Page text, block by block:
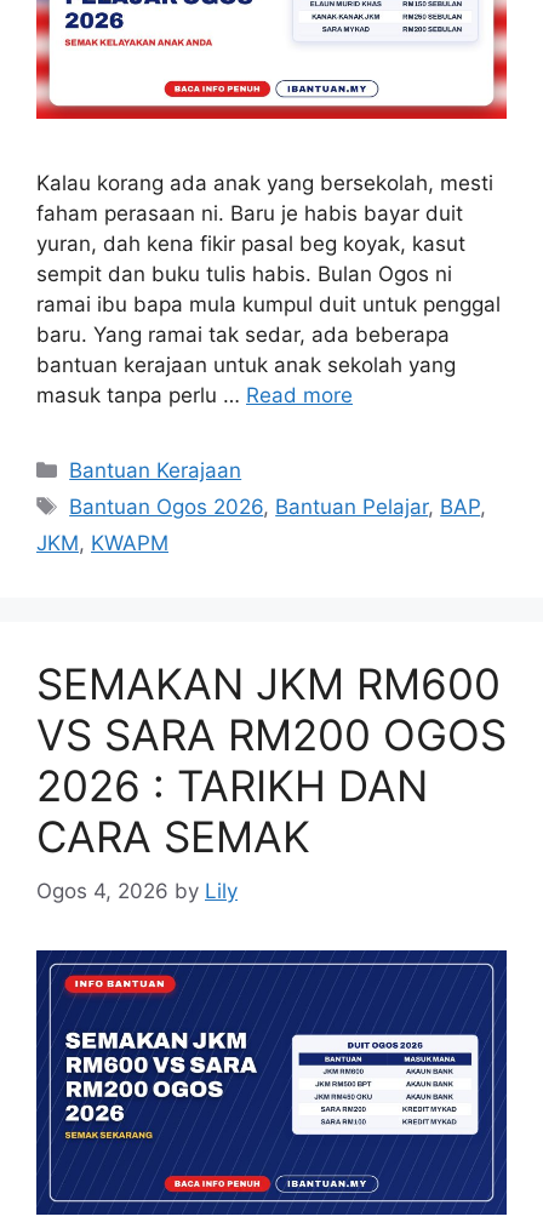
Kalau korang ada anak yang bersekolah, mesti
faham perasaan ni. Baru je habis bayar duit
yuran, dah kena fikir pasal beg koyak, kasut
sempit dan buku tulis habis. Bulan Ogos ni
ramai ibu bapa mula kumpul duit untuk penggal
baru. Yang ramai tak sedar, ada beberapa
bantuan kerajaan untuk anak sekolah yang
masuk tanpa perlu … Read more
Categories
Bantuan Kerajaan
Tags
Bantuan Ogos 2026, Bantuan Pelajar, BAP,
JKM, KWAPM
SEMAKAN JKM RM600
VS SARA RM200 OGOS
2026 : TARIKH DAN
CARA SEMAK
Ogos 4, 2026 by Lily